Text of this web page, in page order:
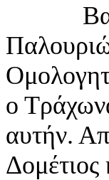
ο
αυτήν.